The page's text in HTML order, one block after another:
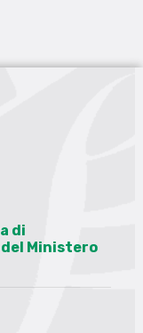
di
Ministero